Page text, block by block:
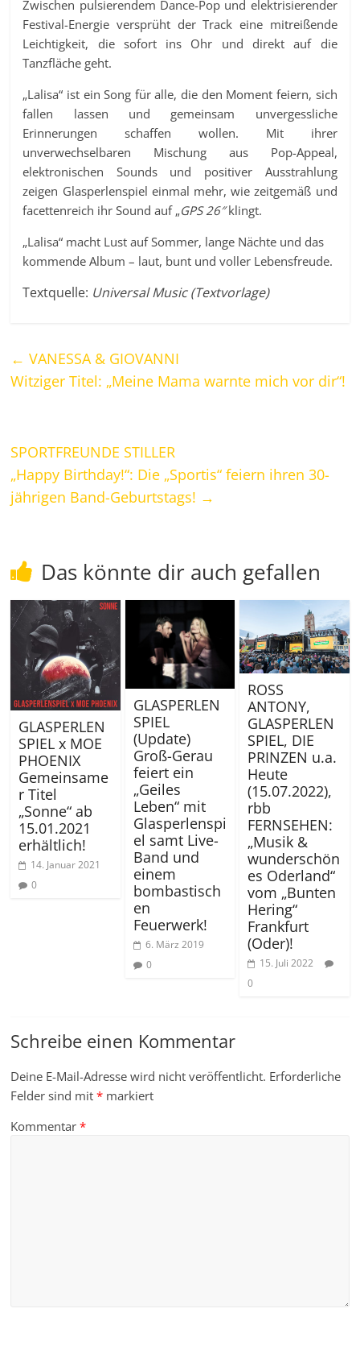
Zwischen pulsierendem Dance-Pop und elektrisierender
Festival-Energie versprüht der Track eine mitreißende
Leichtigkeit, die sofort ins Ohr und direkt auf die
Tanzfläche geht.
„Lalisa“ ist ein Song für alle, die den Moment feiern, sich
fallen lassen und gemeinsam unvergessliche
Erinnerungen schaffen wollen. Mit ihrer
unverwechselbaren Mischung aus Pop-Appeal,
elektronischen Sounds und positiver Ausstrahlung
zeigen Glasperlenspiel einmal mehr, wie zeitgemäß und
facettenreich ihr Sound auf „GPS 26″klingt.
„Lalisa“ macht Lust auf Sommer, lange Nächte und das
kommende Album – laut, bunt und voller Lebensfreude.
Textquelle: Universal Music (Textvorlage)
← VANESSA & GIOVANNI
Witziger Titel: „Meine Mama warnte mich vor dir“!
SPORTFREUNDE STILLER
„Happy Birthday!“: Die „Sportis“ feiern ihren 30-
jährigen Band-Geburtstags! →
Das könnte dir auch gefallen
GLASPERLEN
SPIEL x MOE
PHOENIX
Gemeinsame
r Titel
„Sonne“ ab
15.01.2021
erhältlich!
14. Januar 2021
0
GLASPERLEN
SPIEL
(Update)
Groß-Gerau
feiert ein
„Geiles
Leben“ mit
Glasperlenspi
el samt Live-
Band und
einem
bombastisch
en
Feuerwerk!
6. März 2019
0
ROSS
ANTONY,
GLASPERLEN
SPIEL, DIE
PRINZEN u.a.
Heute
(15.07.2022),
rbb
FERNSEHEN:
„Musik &
wunderschön
es Oderland“
vom „Bunten
Hering“
Frankfurt
(Oder)!
15. Juli 2022
0
Schreibe einen Kommentar
Deine E-Mail-Adresse wird nicht veröffentlicht. Erforderliche
Felder sind mit* markiert
Kommentar*